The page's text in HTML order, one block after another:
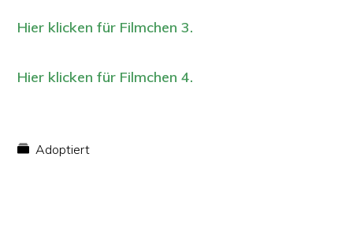
Hier klicken für Filmchen 3.
Hier klicken für Filmchen 4.
Adoptiert